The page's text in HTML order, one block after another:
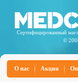
Сертифицированный
©
О нас Акции